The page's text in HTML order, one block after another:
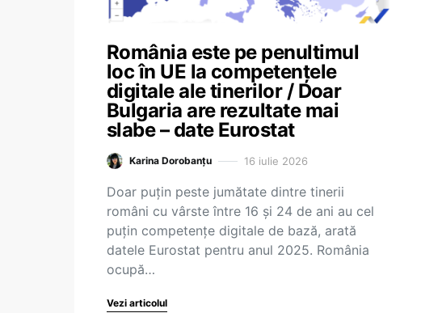
România este pe penultimul
loc în UE la competențele
digitale ale tinerilor / Doar
Bulgaria are rezultate mai
slabe – date Eurostat
Karina Dorobanțu 16 iulie 2026
Doar puțin peste jumătate dintre tinerii
români cu vârste între 16 și 24 de ani au cel
puțin competențe digitale de bază, arată
datele Eurostat pentru anul 2025. România
ocupă…
Vezi articolul